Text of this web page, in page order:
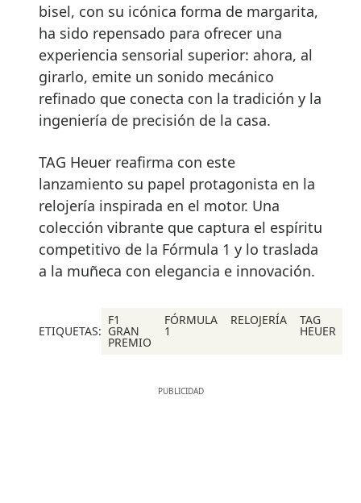
bisel, con su icónica forma de margarita,
ha sido repensado para ofrecer una
experiencia sensorial superior: ahora, al
girarlo, emite un sonido mecánico
refinado que conecta con la tradición y la
ingeniería de precisión de la casa.
TAG Heuer reafirma con este
lanzamiento su papel protagonista en la
relojería inspirada en el motor. Una
colección vibrante que captura el espíritu
competitivo de la Fórmula 1 y lo traslada
a la muñeca con elegancia e innovación.
ETIQUETAS:
F1
GRAN
PREMIO
FÓRMULA
1
RELOJERÍA TAG
HEUER